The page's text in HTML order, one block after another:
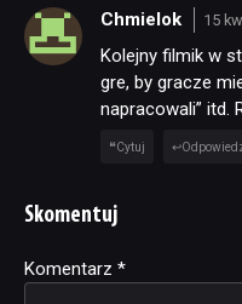
Chmielok 15
Kolejny filmik w
gre, by gracze
napracowali” itd.
Cytuj
Skomentuj
Komentarz *
Alternative: